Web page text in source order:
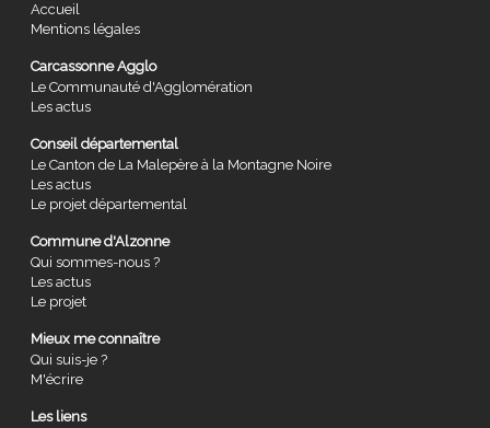
Accueil
Mentions légales
Carcassonne Agglo
Le Communauté d'Agglomération
Les actus
Conseil départemental
Le Canton de La Malepère à la Montagne Noire
Les actus
Le projet départemental
Commune d'Alzonne
Qui sommes-nous ?
Les actus
Le projet
Mieux me connaître
Qui suis-je ?
M'écrire
Les liens